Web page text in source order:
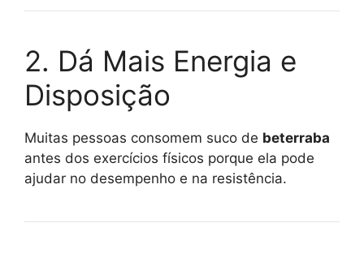
2. Dá Mais Energia e
Disposição
Muitas pessoas consomem suco de beterraba
antes dos exercícios físicos porque ela pode
ajudar no desempenho e na resistência.